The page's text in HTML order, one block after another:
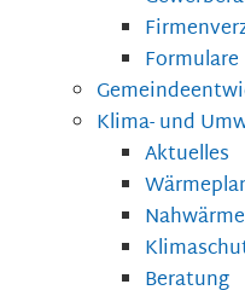
Formulare
Klima- und
Aktuelles
Beratung